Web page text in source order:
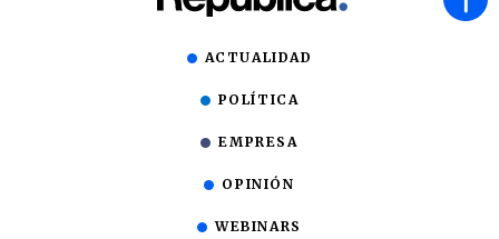
ACTUALIDAD
POLÍTICA
EMPRESA
OPINIÓN
WEBINARS